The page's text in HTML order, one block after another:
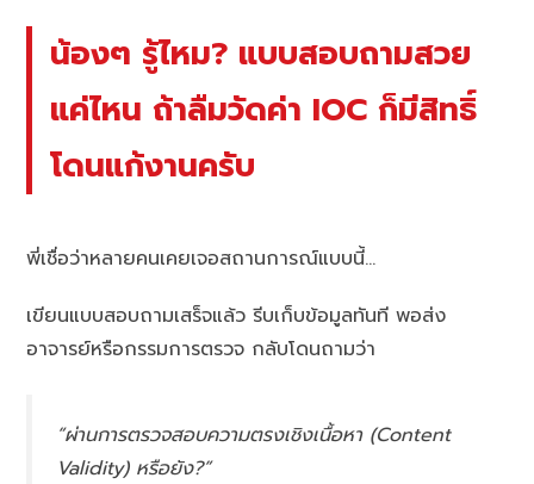
น้องๆ รู้ไหม? แบบสอบถามสวย
แค่ไหน ถ้าลืมวัดค่า IOC ก็มีสิทธิ์
โดนแก้งานครับ
พี่เชื่อว่าหลายคนเคยเจอสถานการณ์แบบนี้…
เขียนแบบสอบถามเสร็จแล้ว รีบเก็บข้อมูลทันที พอส่ง
อาจารย์หรือกรรมการตรวจ กลับโดนถามว่า
“ผ่านการตรวจสอบความตรงเชิงเนื้อหา (Content
Validity) หรือยัง?”